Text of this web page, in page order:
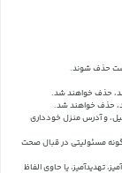
است حذف شوند.
حذف خواهند شد.
حذف خواهند شد.
و آدرس منزل خودداری
مسئولیتی در قبال صحت
تهدیدآمیز، یا حاوی الفاظ